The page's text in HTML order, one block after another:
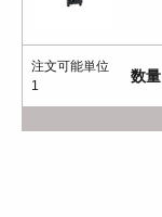
注文可能単位
1
数量